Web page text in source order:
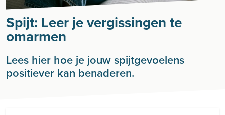
Spijt: Leer je vergissingen te
omarmen
Lees hier hoe je jouw spijtgevoelens
positiever kan benaderen.